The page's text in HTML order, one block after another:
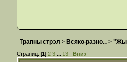
Трапны стрэл > Всяко-разно...>
Страниц: [1] 2 3 ... 13
Вниз